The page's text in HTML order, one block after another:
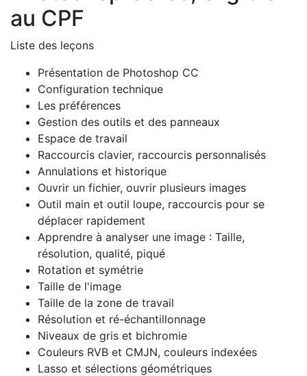
au CPF
Liste des leçons
Présentation de Photoshop CC
Configuration technique
Les préférences
Gestion des outils et des panneaux
Espace de travail
Raccourcis clavier, raccourcis personnalisés
Annulations et historique
Ouvrir un fichier, ouvrir plusieurs images
Outil main et outil loupe, raccourcis pour se
déplacer rapidement
Apprendre à analyser une image : Taille,
résolution, qualité, piqué
Rotation et symétrie
Taille de l'image
Taille de la zone de travail
Résolution et ré-échantillonnage
Niveaux de gris et bichromie
Couleurs RVB et CMJN, couleurs indexées
Lasso et sélections géométriques